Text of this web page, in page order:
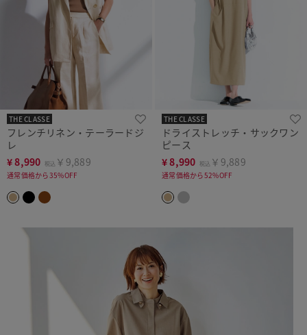
THE CLASSE
フレンチリネン・テーラードジ
レ
¥8,990 税込 ￥9,889
通常価格から35%OFF
THE CLASSE
ドライストレッチ・サックワン
ピース
¥8,990 税込 ￥9,889
通常価格から52%OFF